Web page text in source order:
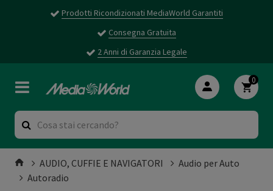
Prodotti Ricondizionati MediaWorld Garantiti
Consegna Gratuita
2 Anni di Garanzia Legale
0
AUDIO, CUFFIE E NAVIGATORI
Audio per Auto
Autoradio